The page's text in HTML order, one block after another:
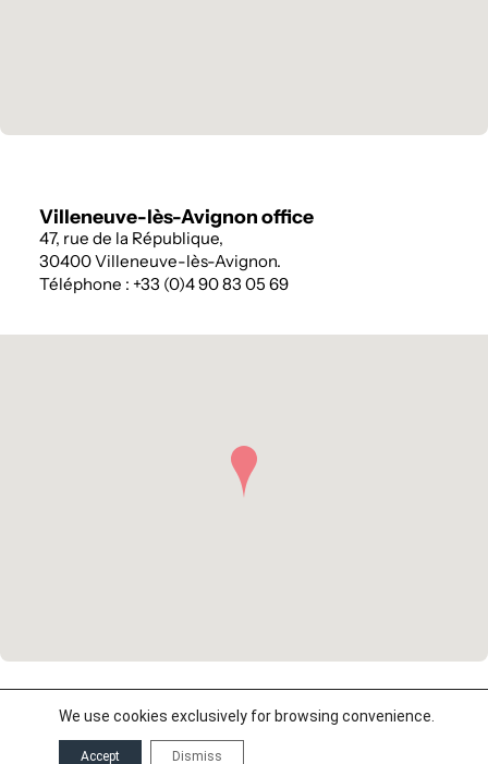
Villeneuve-lès-Avignon office
47, rue de la République,
30400 Villeneuve-lès-Avignon.
Téléphone : +33 (0)4 90 83 05 69
©2026 Reboul & Associés –Legal notices
We use cookies exclusively for browsing convenience.
Accept Dismiss